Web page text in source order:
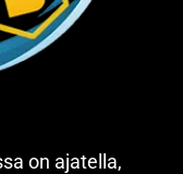
on ajatella,